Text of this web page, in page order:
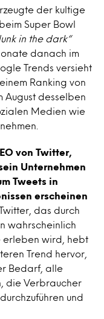
der kultige
Super Bowl
in the dark“
danach im
Trends versieht
Ranking von
August desselben
Medien wie
von Twitter,
Unternehmen
Tweets in
erscheinen
das durch
wahrscheinlich
erleben wird, hebt
Trend hervor,
Bedarf, alle
die Verbraucher
und